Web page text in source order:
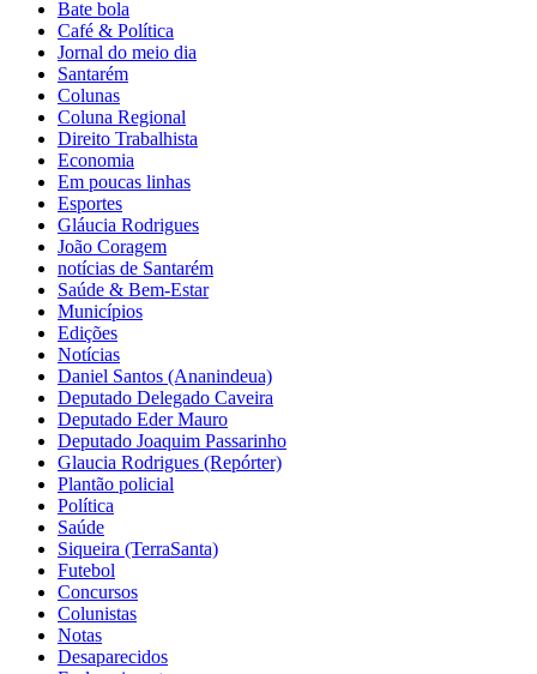
Bate bola
Café & Política
Jornal do meio dia
Santarém
Colunas
Coluna Regional
Direito Trabalhista
Economia
Em poucas linhas
Esportes
Gláucia Rodrigues
João Coragem
notícias de Santarém
Saúde & Bem-Estar
Municípios
Edições
Notícias
Daniel Santos (Ananindeua)
Deputado Delegado Caveira
Deputado Eder Mauro
Deputado Joaquim Passarinho
Glaucia Rodrigues (Repórter)
Plantão policial
Política
Saúde
Siqueira (TerraSanta)
Futebol
Concursos
Colunistas
Notas
Desaparecidos